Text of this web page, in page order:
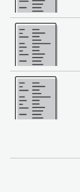
Më Shumë
Më Shumë